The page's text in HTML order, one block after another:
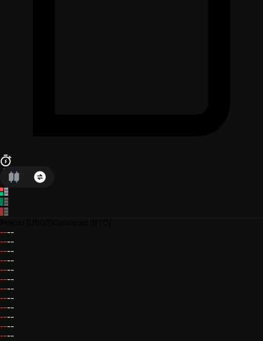
----
----
----
----
----
----
----
----
----
----
----
----